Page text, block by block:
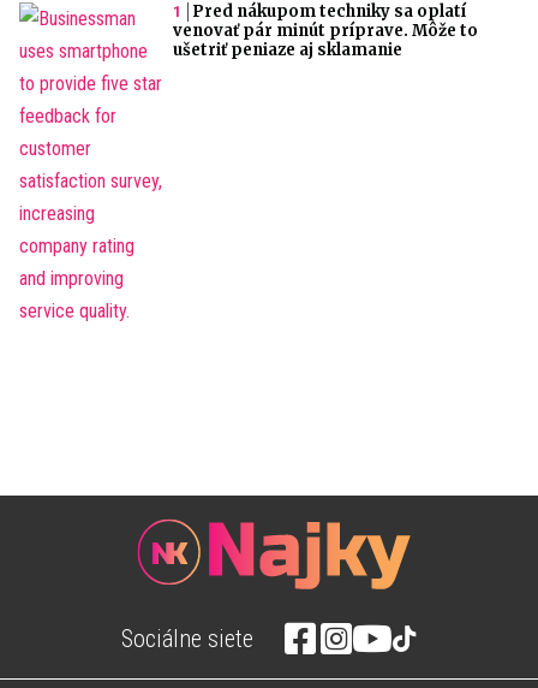
Pred nákupom techniky sa oplatí
venovať pár minút príprave. Môže to
ušetriť peniaze aj sklamanie
Sociálne siete